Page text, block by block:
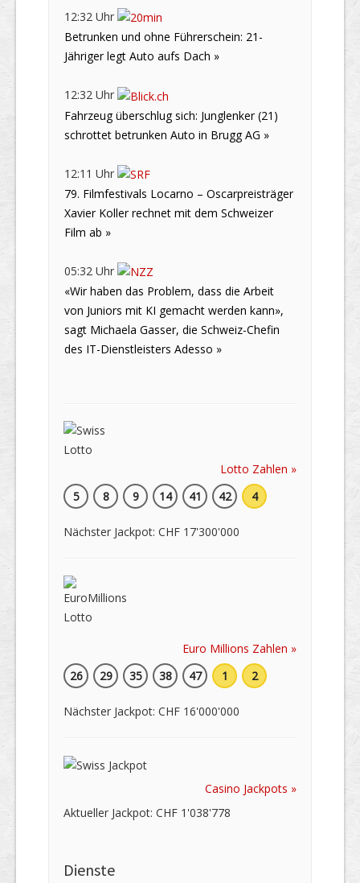
12:32 Uhr
Betrunken und ohne Führerschein: 21-
Jähriger legt Auto aufs Dach »
12:32 Uhr
Fahrzeug überschlug sich: Junglenker (21)
schrottet betrunken Auto in Brugg AG »
12:11 Uhr
79. Filmfestivals Locarno – Oscarpreisträger
Xavier Koller rechnet mit dem Schweizer
Film ab »
05:32 Uhr
«Wir haben das Problem, dass die Arbeit
von Juniors mit KI gemacht werden kann»,
sagt Michaela Gasser, die Schweiz-Chefin
des IT-Dienstleisters Adesso »
Lotto Zahlen »
5
8 9 14 41 42 4
Nächster Jackpot: CHF 17'300'000
Euro Millions Zahlen »
26
29 35 38 47 1 2
Nächster Jackpot: CHF 16'000'000
Casino Jackpots »
Aktueller Jackpot: CHF 1'038'778
Dienste